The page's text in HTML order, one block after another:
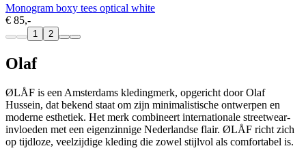
Monogram boxy tees optical white
€ 85,-
1 2
Olaf
ØLÅF is een Amsterdams kledingmerk, opgericht door Olaf
Hussein, dat bekend staat om zijn minimalistische ontwerpen en
moderne esthetiek. Het merk combineert internationale streetwear-
invloeden met een eigenzinnige Nederlandse flair. ØLÅF richt zich
op tijdloze, veelzijdige kleding die zowel stijlvol als comfortabel is.